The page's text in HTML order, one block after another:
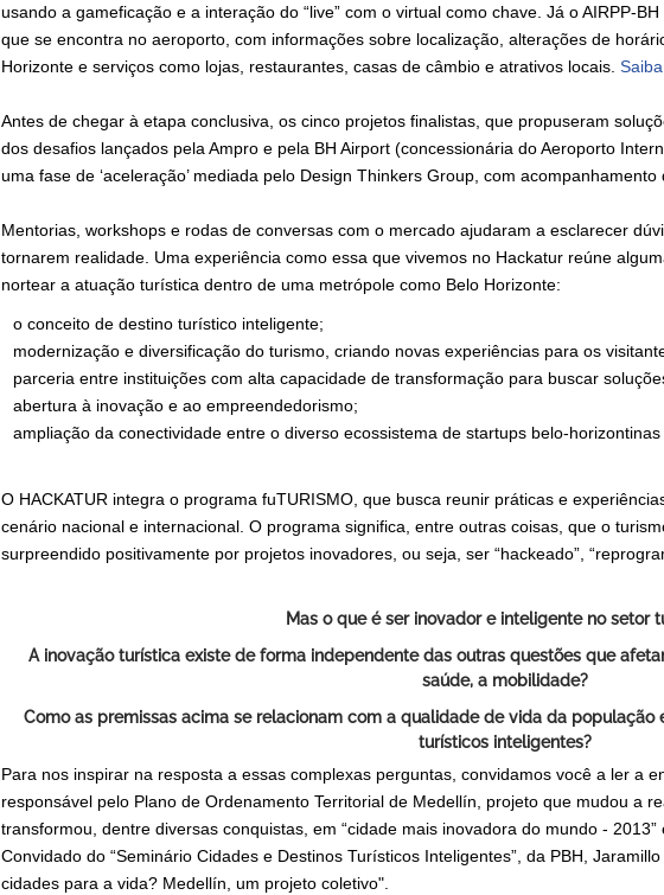
usando a gameficação e a interação do “live” com o virtual como chave. Já o AIRPP-
que se encontra no aeroporto, com informações sobre localização, alterações de
Horizonte e serviços como lojas, restaurantes, casas de câmbio e atrativos locais.
Antes de chegar à etapa conclusiva, os cinco projetos finalistas, que propuseram
dos desafios lançados pela Ampro e pela BH Airport (concessionária do Aeroporto
uma fase de ‘aceleração’ mediada pelo Design Thinkers Group, com
Mentorias, workshops e rodas de conversas com o mercado ajudaram a esclarecer
tornarem realidade. Uma experiência como essa que vivemos no Hackatur reúne
nortear a atuação turística dentro de uma metrópole como Belo Horizonte:
o conceito de destino turístico inteligente;
modernização e diversificação do turismo, criando novas experiências para os
parceria entre instituições com alta capacidade de transformação para buscar
abertura à inovação e ao empreendedorismo;
ampliação da conectividade entre o diverso ecossistema de startups belo-
O HACKATUR integra o programa fuTURISMO, que busca reunir práticas e
cenário nacional e internacional. O programa significa, entre outras coisas, que o
surpreendido positivamente por projetos inovadores, ou seja, ser “hackeado”,
Mas o que é ser inovador e inteligente no setor
A inovação turística existe de forma independente das outras questões que
saúde, a mobilidade?
Como as premissas acima se relacionam com a qualidade de vida da
turísticos inteligentes?
Para nos inspirar na resposta a essas complexas perguntas, convidamos você a ler a
responsável pelo Plano de Ordenamento Territorial de Medellín, projeto que mudou a
transformou, dentre diversas conquistas, em “cidade mais inovadora do mundo -
Convidado do “Seminário Cidades e Destinos Turísticos Inteligentes”, da PBH,
cidades para a vida? Medellín, um projeto coletivo".